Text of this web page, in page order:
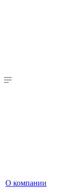
О компании